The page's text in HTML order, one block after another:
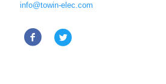
info@towin-elec.com